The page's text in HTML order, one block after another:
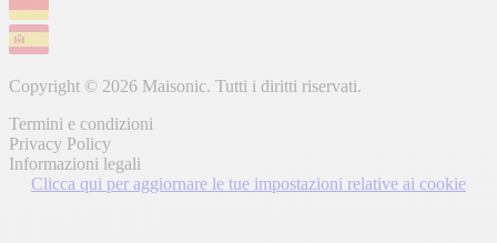
Copyright © 2026 Maisonic. Tutti i diritti riservati.
Termini e condizioni
Privacy Policy
Informazioni legali
Clicca qui per aggiornare le tue impostazioni relative ai cookie